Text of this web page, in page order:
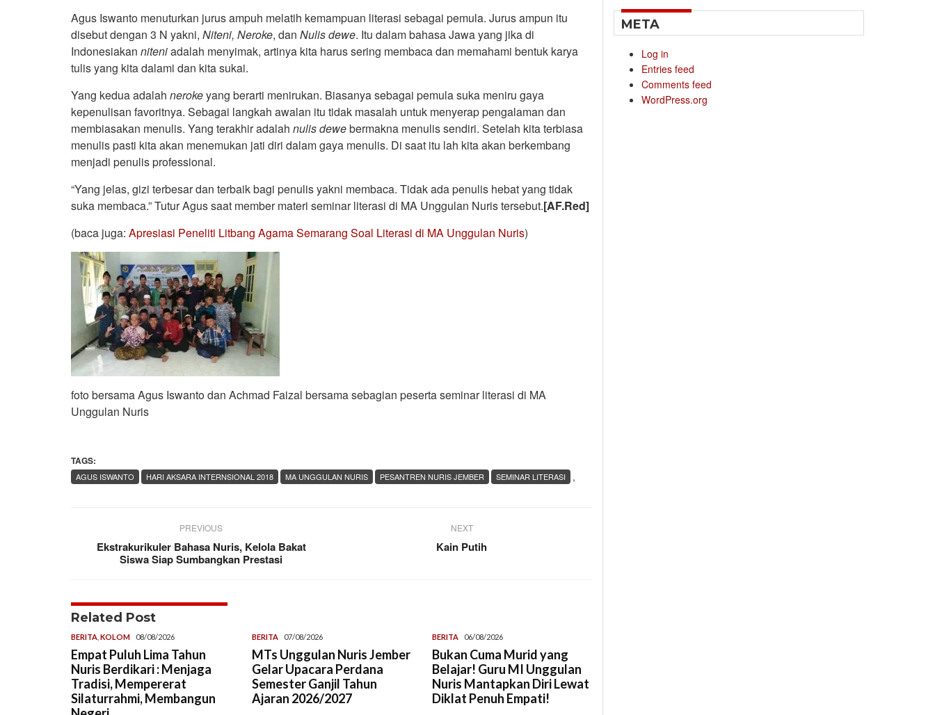
Agus Iswanto menuturkan jurus ampuh melatih kemampuan literasi sebagai pemula. Jurus ampun itu
disebut dengan 3 N yakni, Niteni, Neroke, dan Nulis dewe. Itu dalam bahasa Jawa yang jika di
Indonesiakan niteniadalah menyimak, artinya kita harus sering membaca dan memahami bentuk karya
tulis yang kita dalami dan kita sukai.
Yang kedua adalah nerokeyang berarti menirukan. Biasanya sebagai pemula suka meniru gaya
kepenulisan favoritnya. Sebagai langkah awalan itu tidak masalah untuk menyerap pengalaman dan
membiasakan menulis. Yang terakhir adalah nulis dewebermakna menulis sendiri. Setelah kita terbiasa
menulis pasti kita akan menemukan jati diri dalam gaya menulis. Di saat itu lah kita akan berkembang
menjadi penulis professional.
“Yang jelas, gizi terbesar dan terbaik bagi penulis yakni membaca. Tidak ada penulis hebat yang tidak
suka membaca.” Tutur Agus saat member materi seminar literasi di MA Unggulan Nuris tersebut.[AF.Red]
(baca juga: Apresiasi Peneliti Litbang Agama Semarang Soal Literasi di MA Unggulan Nuris)
foto bersama Agus Iswanto dan Achmad Faizal bersama sebagian peserta seminar literasi di MA
Unggulan Nuris
TAGS:
,
AGUS ISWANTO HARI AKSARA INTERNSIONAL 2018 MA UNGGULAN NURIS PESANTREN NURIS JEMBER SEMINAR LITERASI
PREVIOUS
Ekstrakurikuler Bahasa Nuris, Kelola Bakat
Siswa Siap Sumbangkan Prestasi
NEXT
Kain Putih
Related Post
BERITA KOLOM 08/08/2026
Empat Puluh Lima Tahun
Nuris Berdikari : Menjaga
Tradisi, Mempererat
Silaturrahmi, Membangun
BERITA 07/08/2026
MTs Unggulan Nuris Jember
Gelar Upacara Perdana
Semester Ganjil Tahun
Ajaran 2026/2027
BERITA 06/08/2026
Bukan Cuma Murid yang
Belajar! Guru MI Unggulan
Nuris Mantapkan Diri Lewat
Diklat Penuh Empati!
META
Log in
Entries feed
Comments feed
WordPress.org